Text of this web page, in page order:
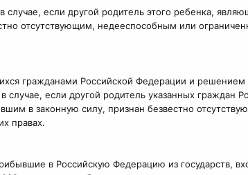
если другой родитель этого ребенка,
отсутствующим, недееспособным или
гражданами Российской Федерации и решением
если другой родитель указанных граждан
в законную силу, признан безвестно
правах.
в Российскую Федерацию из государств,